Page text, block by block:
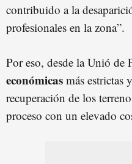
contribuido a la
profesionales en la zona”.
Por eso, desde la Unió de
económicas más estrictas
recuperación de los
proceso con un elevado